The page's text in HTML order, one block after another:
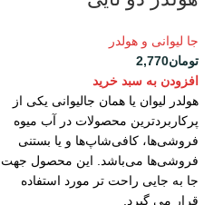
جا لیوانی و هولدر
تومان2,770
افزودن به سبد خرید
هولدر لیوان یا همان جالیوانی یکی از
پرکاربردترین محصولات در آب میوه
فروشی‌ها، کافی‌شاپ‌ها و یا بستنی
فروشی‌ها می‌باشد. این محصول جهت
جا به جایی راحت تر مورد استفاده
قرار می گیرد.